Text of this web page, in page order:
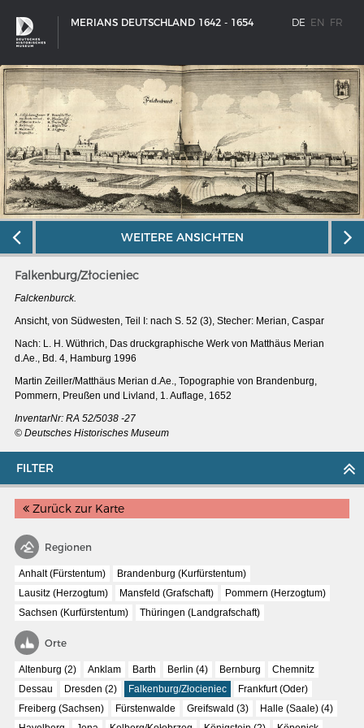
MERIANS DEUTSCHLAND 1642 - 1654 DE EN FR
SCHIFFSTYPEN
Entwicklungen im europäischen Schiffbau
Interaktive Karte
Bildergalerie Topographia Germaniae
Impressum
FILTER
Zurück zur Karte
Regionen
Anhalt (Fürstentum)
Brandenburg (Kurfürstentum)
Lausitz (Herzogtum)
Mansfeld (Grafschaft)
Pommern (Herzogtum)
Sachsen (Kurfürstentum)
Thüringen (Landgrafschaft)
Orte
Altenburg (2) Anklam Barth Berlin (4) Bernburg
Chemnitz
Dessau
Dresden (2) Falkenburg/Złocieniec
Frankfurt (Oder)
Freiberg (Sachsen)
Fürstenwalde Greifswald (3)
Halle (Saale) (4)
WEITERE ANSICHTEN
Falkenburg/Złocieniec
Falckenburck.
Ansicht, von Südwesten, Teil I: nach S. 52 (3), Stecher: Merian, Caspar
Nach: L. H. Wüthrich, Das druckgraphische Werk von Matthäus Merian
d.Ae., Bd. 4, Hamburg 1996
Martin Zeiller/Matthäus Merian d.Ae., Topographie von Brandenburg,
Pommern, Preußen und Livland, 1. Auflage, 1652
InventarNr: RA 52/5038 -27
© Deutsches Historisches Museum